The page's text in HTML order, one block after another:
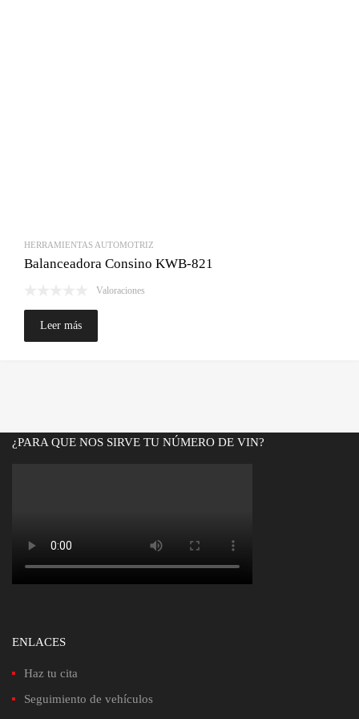
HERRAMIENTAS AUTOMOTRIZ
Balanceadora Consino KWB-821
Valoraciones
Leer más
¿PARA QUE NOS SIRVE TU NÚMERO DE VIN?
ENLACES
Haz tu cita
Seguimiento de vehículos